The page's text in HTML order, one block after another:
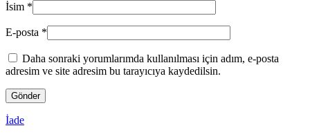
İsim *
E-posta *
Daha sonraki yorumlarımda kullanılması için adım, e-posta
adresim ve site adresim bu tarayıcıya kaydedilsin.
İade